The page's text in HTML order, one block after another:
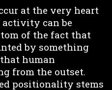
at the very heart
can be
of the fact that
by something
human
from the outset.
positionality stems